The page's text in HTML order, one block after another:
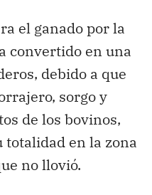
el ganado por la
convertido en una
debido a que
sorgo y
de los bovinos,
totalidad en la zona
no llovió.